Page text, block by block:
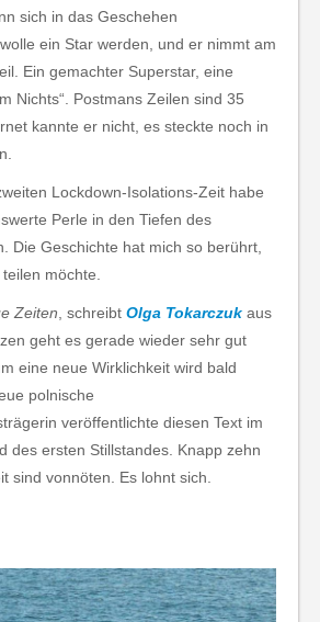
sich in das Geschehen
ein Star werden, und er nimmt am
Ein gemachter Superstar, eine
Nichts“. Postmans Zeilen sind 35
kannte er nicht, es steckte noch in
Lockdown-Isolations-Zeit habe
Perle in den Tiefen des
Die Geschichte hat mich so berührt,
möchte.
Zeiten, schreibt Olga Tokarczuk aus
geht es gerade wieder sehr gut
eine neue Wirklichkeit wird bald
polnische
veröffentlichte diesen Text im
des ersten Stillstandes. Knapp zehn
sind vonnöten. Es lohnt sich.